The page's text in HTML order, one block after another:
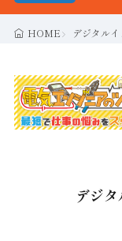
HOME デジタル
デジ